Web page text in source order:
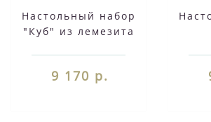
Настольный набор
"Куб" из лемезита
9 170 р.